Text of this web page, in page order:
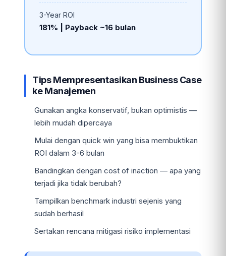
3-Year ROI
181% | Payback ~16 bulan
Tips Mempresentasikan Business Case
ke Manajemen
Gunakan angka konservatif, bukan optimistis —
lebih mudah dipercaya
Mulai dengan quick win yang bisa membuktikan
ROI dalam 3-6 bulan
Bandingkan dengan cost of inaction — apa yang
terjadi jika tidak berubah?
Tampilkan benchmark industri sejenis yang
sudah berhasil
Sertakan rencana mitigasi risiko implementasi